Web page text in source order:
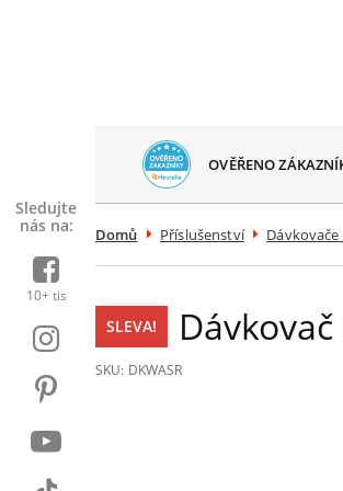
Sledujte
nás na:
10+ tis
OVĚŘENO
Domů Příslušenství
SLEVA!
SKU: DKWASR